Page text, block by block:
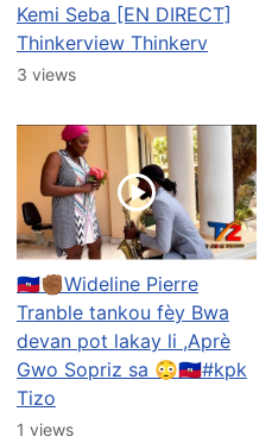
Kemi Seba [EN DIRECT]
Thinkerview Thinkerv
3 views
🇭🇹✊🏾Wideline Pierre
Tranble tankou fèy Bwa
devan pot lakay li ,Aprè
Gwo Sopriz sa 😳🇭🇹#kpk
Tizo
1 views